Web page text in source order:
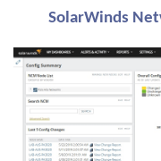
SolarWinds